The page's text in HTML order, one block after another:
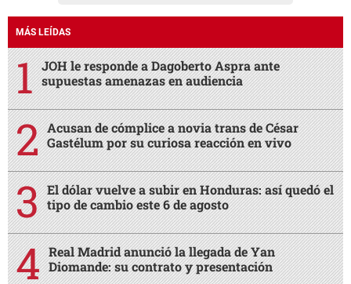
MÁS LEÍDAS
JOH le responde a Dagoberto Aspra ante
supuestas amenazas en audiencia
Acusan de cómplice a novia trans de César
Gastélum por su curiosa reacción en vivo
El dólar vuelve a subir en Honduras: así quedó el
tipo de cambio este 6 de agosto
Real Madrid anunció la llegada de Yan
Diomande: su contrato y presentación